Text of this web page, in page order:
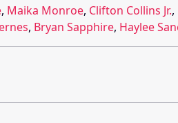
, Maika Monroe, Clifton Collins Jr.,
, Bryan Sapphire, Haylee